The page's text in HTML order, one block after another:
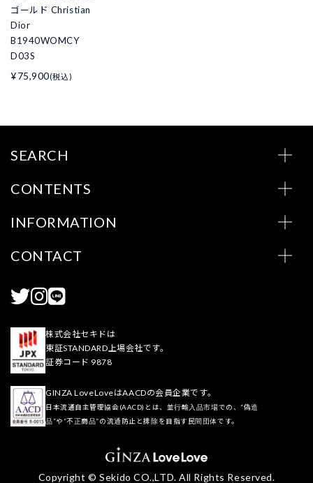
ゴールド Christian
Dior
B1940WOMCY
D03S
¥75,900(税込)
SEARCH
CONTENTS
INFORMATION
CONTACT
株式会社セキドは
東証STANDARD上場会社です。
証券コード 9878
GINZA LoveLoveはAACDの会員企業です。
日本流通自主管理協会(AACD)とは、並行輸入品市場での、“偽造
品”や“不正商品”の流通防止と排除を目指す民間団体です。
Copyright © Sekido CO.,LTD. All Rights Reserved.